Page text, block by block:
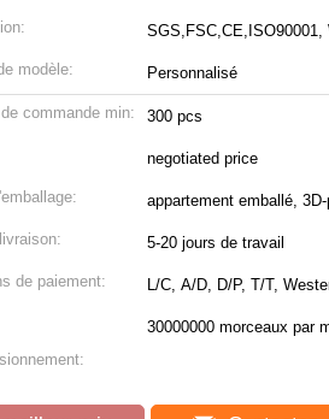
SGS,FSC,CE,ISO90001,
modèle: Personnalisé
commande min: 300 pcs
negotiated price
appartement emballé,
5-20 jours de travail
de paiement: L/C, A/D, D/P, T/T,
30000000 morceaux par